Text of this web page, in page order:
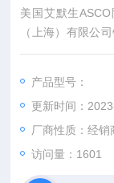
美国艾默生
（上海）有限公
现货库存，欢迎确
产品型号：
更新时间：
厂商性质：经销
访问量：1601